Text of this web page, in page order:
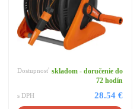
Dostupnosť skladom - doručenie do
72 hodín
s DPH 28.54 €